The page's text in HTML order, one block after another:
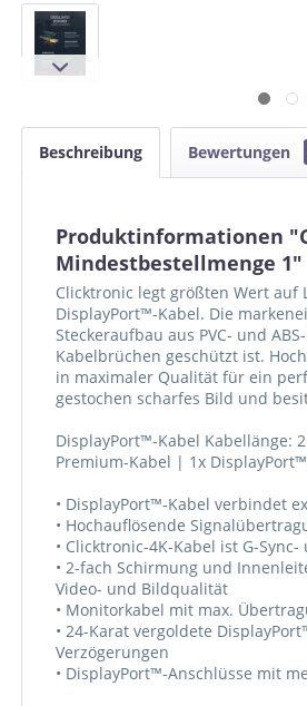
Beschreibung Bewertungen
Produktinformationen
Mindestbestellmenge 1"
Clicktronic legt größten Wert auf
DisplayPort™-Kabel. Die
Steckeraufbau aus PVC- und
Kabelbrüchen geschützt ist.
in maximaler Qualität für ein
gestochen scharfes Bild und
DisplayPort™-Kabel Kabellänge:
Premium-Kabel | 1x
• DisplayPort™-Kabel verbindet
• Hochauflösende
• Clicktronic-4K-Kabel ist G-
• 2-fach Schirmung und
Video- und Bildqualität
• Monitorkabel mit max.
• 24-Karat vergoldete
Verzögerungen
• DisplayPort™-Anschlüsse mit